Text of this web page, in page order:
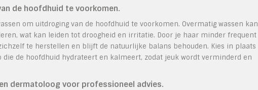
de hoofdhuid te voorkomen.
om uitdroging van de hoofdhuid te voorkomen. Overmatig wassen kan
wat kan leiden tot droogheid en irritatie. Door je haar minder frequent
te herstellen en blijft de natuurlijke balans behouden. Kies in plaats
de hoofdhuid hydrateert en kalmeert, zodat jeuk wordt verminderd en
dermatoloog voor professioneel advies.